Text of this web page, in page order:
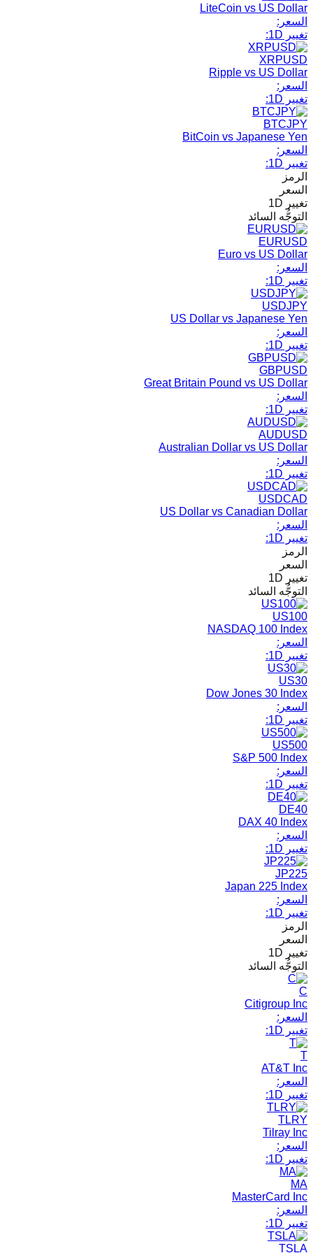
LiteCoin vs US Dollar
السعر:
تغيير 1D:
XRPUSD
Ripple vs US Dollar
السعر:
تغيير 1D:
BTCJPY
BitCoin vs Japanese Yen
السعر:
تغيير 1D:
الرمز
السعر
تغيير 1D
التوجُّه السائد
EURUSD
Euro vs US Dollar
السعر:
تغيير 1D:
USDJPY
US Dollar vs Japanese Yen
السعر:
تغيير 1D:
GBPUSD
Great Britain Pound vs US Dollar
السعر:
تغيير 1D:
AUDUSD
Australian Dollar vs US Dollar
السعر:
تغيير 1D:
USDCAD
US Dollar vs Canadian Dollar
السعر:
تغيير 1D:
الرمز
السعر
تغيير 1D
التوجُّه السائد
US100
NASDAQ 100 Index
السعر:
تغيير 1D:
US30
Dow Jones 30 Index
السعر:
تغيير 1D:
US500
S&P 500 Index
السعر:
تغيير 1D:
DE40
DAX 40 Index
السعر:
تغيير 1D:
JP225
Japan 225 Index
السعر:
تغيير 1D:
الرمز
السعر
تغيير 1D
التوجُّه السائد
C
Citigroup Inc
السعر:
تغيير 1D:
T
AT&T Inc
السعر:
تغيير 1D:
TLRY
Tilray Inc
السعر:
تغيير 1D:
MA
MasterCard Inc
السعر:
تغيير 1D:
TSLA